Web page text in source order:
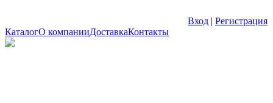
Вход | Регистрация
КаталогО компанииДоставкаКонтакты